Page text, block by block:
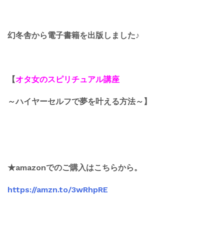
幻冬舎から電子書籍を出版しました♪
【オタ女のスピリチュアル講座
～ハイヤーセルフで夢を叶える方法～】
★amazonでのご購入はこちらから。
https://amzn.to/3wRhpRE